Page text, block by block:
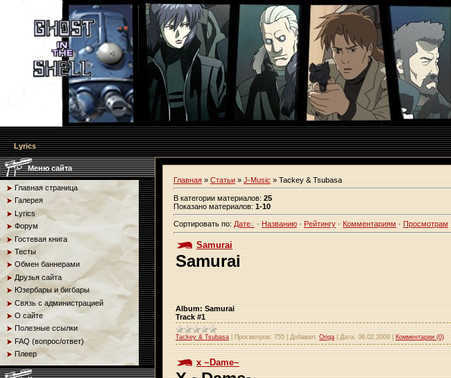
Lyrics
Меню сайта
Главная страница
Галерея
Lyrics
Форум
Гостевая книга
Тесты
Обмен баннерами
Друзья сайта
Юзербары и бигбары
Связь с администрацией
О сайте
Полезные ссылки
FAQ (вопрос/ответ)
Плеер
Главная » Статьи » J-Music » Tackey & Tsubasa
В категории материалов: 25
Показано материалов: 1-10
Сортировать по: Дате · Названию · Рейтингу · Комментариям · Просмотрам
Samurai
Samurai
Album: Samurai
Track #1
Tackey & Tsubasa Просмотров: 755 Добавил: Origa Дата: 06.02.2009 Комментарии (0)
x ~Dame~